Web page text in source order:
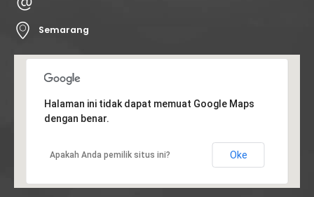
Semarang
Halaman ini tidak dapat memuat Google Maps
dengan benar.
Apakah Anda pemilik situs ini? Oke